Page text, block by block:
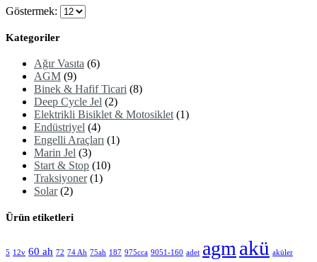
Göstermek:
Kategoriler
Ağır Vasıta (6)
AGM (9)
Binek & Hafif Ticari (8)
Deep Cycle Jel (2)
Elektrikli Bisiklet & Motosiklet (1)
Endüstriyel (4)
Engelli Araçları (1)
Marin Jel (3)
Start & Stop (10)
Traksiyoner (1)
Solar (2)
Ürün etiketleri
5 12v 60 ah 72 74 Ah 75ah 187 975cca 9051-160 adet agm akü aküler